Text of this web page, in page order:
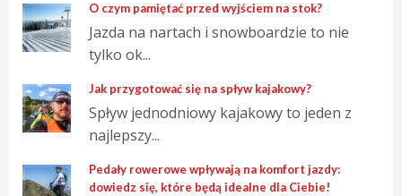
O czym pamiętać przed wyjściem na stok?
Jazda na nartach i snowboardzie to nie
tylko ok...
Jak przygotować się na spływ kajakowy?
Spływ jednodniowy kajakowy to jeden z
najlepszy...
Pedały rowerowe wpływają na komfort jazdy:
dowiedz się, które będą idealne dla Ciebie!